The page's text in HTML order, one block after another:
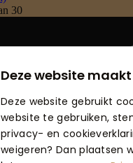
Deze website
Deze website gebruikt
website te gebruiken,
privacy- en
weigeren? Dan plaatsen